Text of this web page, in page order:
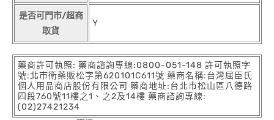
是否可門市/超商
取貨
Y
藥商許可執照: 藥商諮詢專線:0800-051-148 許可執照字
號:北市衛藥販松字第620101C611號 藥商名稱:台灣屈臣氏
個人用品商店股份有限公司 藥商地址:台北市松山區八德路
四段760號11樓之1、之2及14樓 藥商諮詢專線:
(02)27421234